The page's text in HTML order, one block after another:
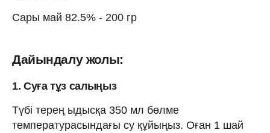
Сары май 82.5% - 200 гр
Дайындалу жолы:
1. Суға тұз салыңыз
Түбі терең ыдысқа 350 мл бөлме
температурасындағы су құйыңыз. Оған 1 шай